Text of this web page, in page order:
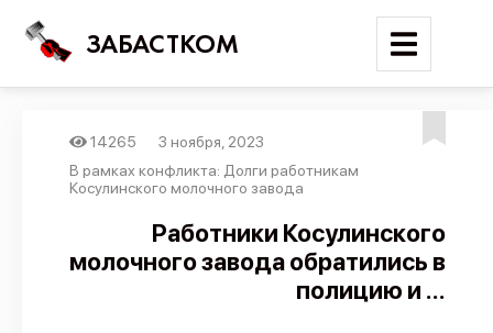
ЗАБАСТКОМ
Войти
Поиск
Новости
Карта событий
14265
3 ноября, 2023
В рамках конфликта: Долги работникам
Косулинского молочного завода
Работники Косулинского
молочного завода обратились в
полицию и ...